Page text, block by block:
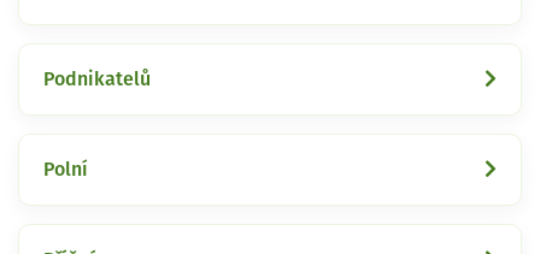
Podnikatelů
Polní